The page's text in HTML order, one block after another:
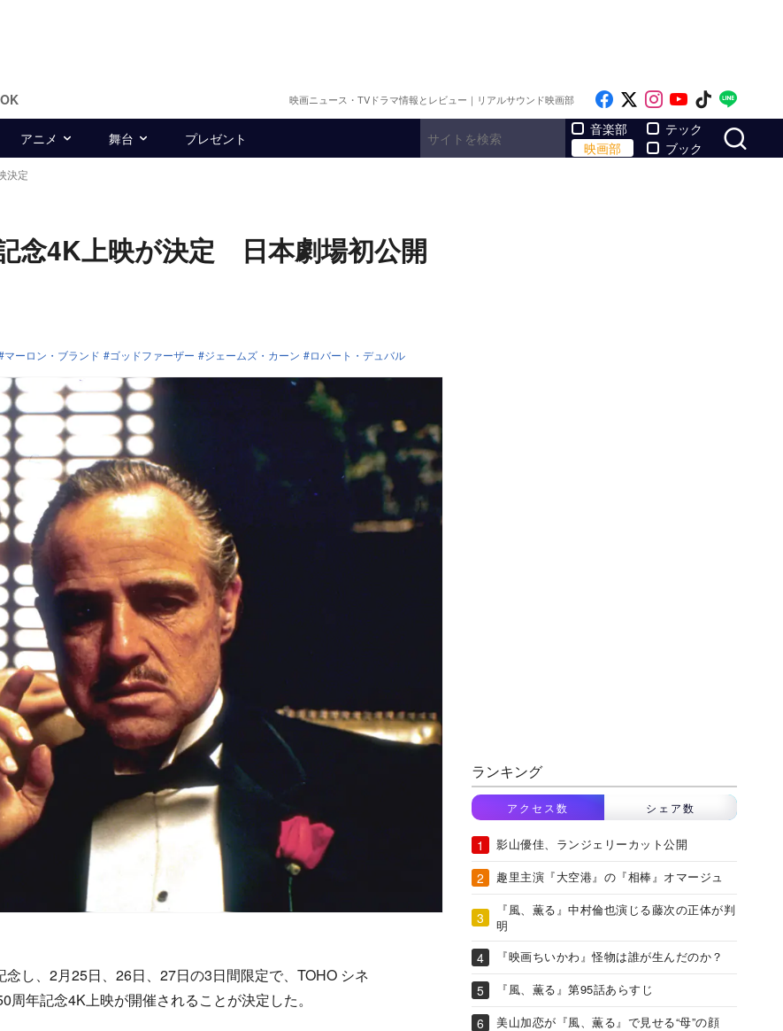
映画ニュース・TVドラマ情報とレビュー｜リアルサウンド映画部 Like on Facebook
Follow on x
Follow on
Follow on
Follow
アニメ 舞台 プレゼント
音楽部
映画部
テック
ブック
決定
念4K上映が決定 日本劇場初公開
マーロン・ブランド ゴッドファーザー ジェームズ・カーン ロバート・デュバル
し、2月25日、26日、27日の3日間限定で、TOHO シネ
年記念4K上映が開催されることが決定した。
ランキング
アクセス数 シェア数
影山優佳、ランジェリーカット公開
趣里主演『大空港』の『相棒』オマージュ
『風、薫る』中村倫也演じる藤次の正体が判
明
『映画ちいかわ』怪物は誰が生んだのか？
『風、薫る』第95話あらすじ
美山加恋が『風、薫る』で見せる“母”の顔